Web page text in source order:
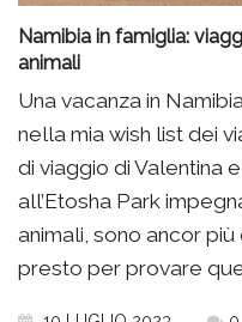
Namibia in famiglia:
animali
Una vacanza in
nella mia wish list dei
di viaggio di Valentina
all’Etosha Park
animali, sono ancor
presto per provare